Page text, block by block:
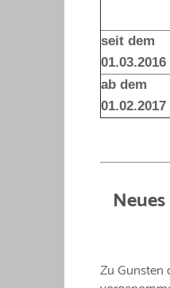
seit dem
01.03.2016
ab dem
01.02.2017
Zu Gunsten